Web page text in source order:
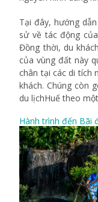
Tại đây, hướng
sử về tác động
Đồng thời, du
của vùng đất này
chân tại các di tích
khách. Chúng còn
du lịchHuế theo
Hành trình đến Bãi